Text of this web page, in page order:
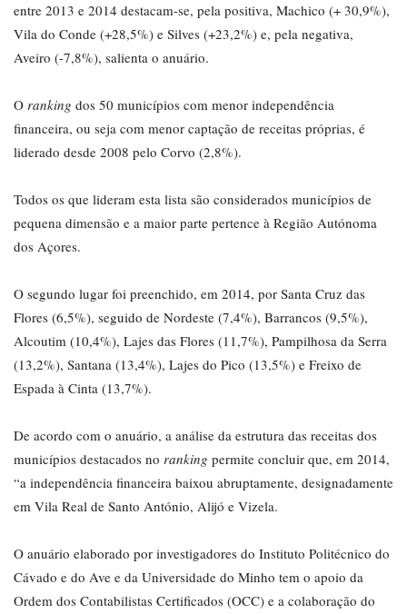
entre 2013 e 2014 destacam-se, pela positiva, Machico (+ 30,9%),
Vila do Conde (+28,5%) e Silves (+23,2%) e, pela negativa,
Aveiro (-7,8%), salienta o anuário.
O ranking dos 50 municípios com menor independência
financeira, ou seja com menor captação de receitas próprias, é
liderado desde 2008 pelo Corvo (2,8%).
Todos os que lideram esta lista são considerados municípios de
pequena dimensão e a maior parte pertence à Região Autónoma
dos Açores.
O segundo lugar foi preenchido, em 2014, por Santa Cruz das
Flores (6,5%), seguido de Nordeste (7,4%), Barrancos (9,5%),
Alcoutim (10,4%), Lajes das Flores (11,7%), Pampilhosa da Serra
(13,2%), Santana (13,4%), Lajes do Pico (13,5%) e Freixo de
Espada à Cinta (13,7%).
De acordo com o anuário, a análise da estrutura das receitas dos
municípios destacados no ranking permite concluir que, em 2014,
“a independência financeira baixou abruptamente, designadamente
em Vila Real de Santo António, Alijó e Vizela.
O anuário elaborado por investigadores do Instituto Politécnico do
Cávado e do Ave e da Universidade do Minho tem o apoio da
Ordem dos Contabilistas Certificados (OCC) e a colaboração do